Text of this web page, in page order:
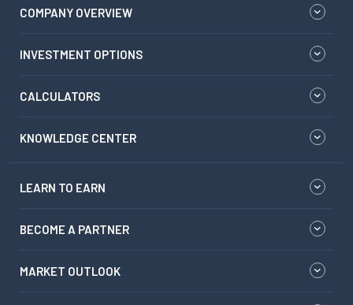
COMPANY OVERVIEW
INVESTMENT OPTIONS
CALCULATORS
KNOWLEDGE CENTER
LEARN TO EARN
BECOME A PARTNER
MARKET OUTLOOK